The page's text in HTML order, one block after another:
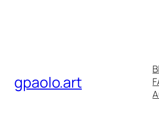
gpaolo.art